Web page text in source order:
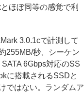
ほぼ同等の感覚で利
3.0.1cで計測して
255MB/秒、シーケン
6Gbps対応のSS
に搭載されるSSDと
ではない。ランダムア